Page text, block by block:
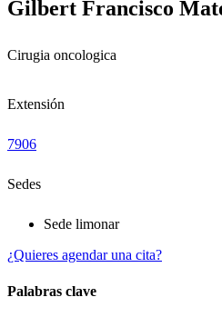
Gilbert Francisco
Cirugia oncologica
Extensión
7906
Sedes
Sede limonar
¿Quieres agendar una cita?
Palabras clave